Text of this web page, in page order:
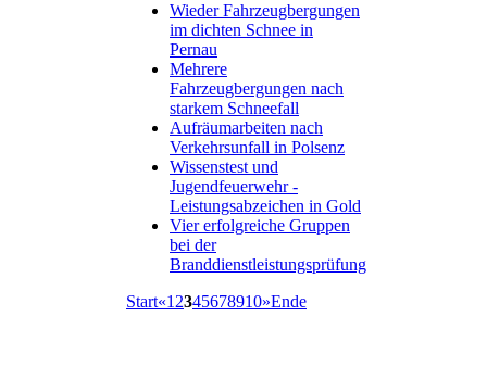
Wieder Fahrzeugbergungen
im dichten Schnee in
Pernau
Mehrere
Fahrzeugbergungen nach
starkem Schneefall
Aufräumarbeiten nach
Verkehrsunfall in Polsenz
Wissenstest und
Jugendfeuerwehr -
Leistungsabzeichen in Gold
Vier erfolgreiche Gruppen
bei der
Branddienstleistungsprüfung
Start«1 2345678910»Ende